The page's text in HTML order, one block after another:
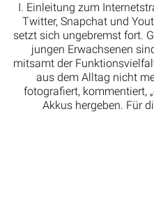
I. Einleitung zum
Twitter, Snapchat und
setzt sich ungebremst fort.
jungen Erwachsenen
mitsamt der
aus dem Alltag nicht
fotografiert, kommentiert,
Akkus hergeben. Für